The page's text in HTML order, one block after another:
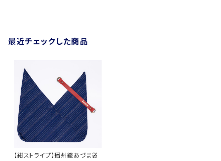
最近チェックした商品
【紺ストライプ】播州織あづま袋